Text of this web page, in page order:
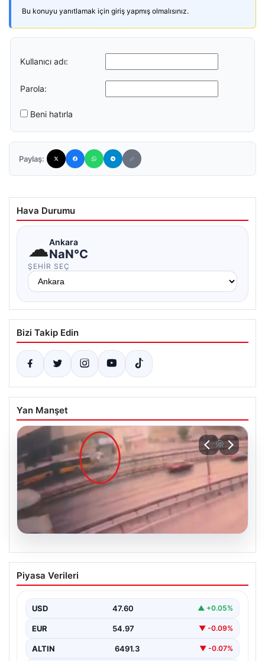
Bu konuyu yanıtlamak için giriş yapmış olmalısınız.
Kullanıcı adı:
Parola:
Beni hatırla
Paylaş:
Hava Durumu
☁Ankara
NaN°C
ŞEHIR SEÇ
Bizi Takip Edin
Yan Manşet
Küçükçekmece’de 3 kişinin öldüğü
kazanın görüntüleri ortaya çıktı
Ölümüne Neden Olan Kaza Güvenlik Kamerası
Görüntüleriyle Ortaya Çıktı",…
Piyasa Verileri
USD 47.60 ▲ +0.05%
EUR 54.97 ▼ -0.09%
ALTIN 6491.3 ▼ -0.07%